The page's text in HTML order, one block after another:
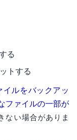
る
トする
イルをバックアッ
ファイルの一部が
ない場合がありま